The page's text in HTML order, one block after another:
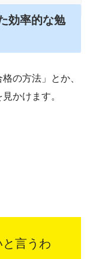
効率的な勉
の方法」とか、
かけます。
言うわ